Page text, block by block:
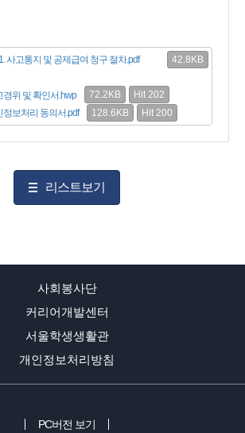
1. 사고통지 및 공제급여 청구 절차.pdf
42.8KB
경위 및 확인서.hwp 72.2KB
Hit 202
정보처리 동의서.pdf 128.6KB Hit 200
리스트보기
사회봉사단
커리어개발센터
서울학생생활관
개인정보처리방침
PC버전 보기